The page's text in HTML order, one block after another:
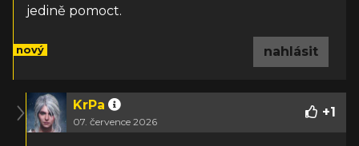
jedině pomoct.
nový nahlásit
KrPa
07. července 2026
+1